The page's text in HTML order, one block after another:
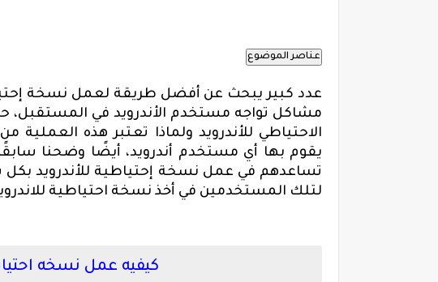
عناصر الموضوع
عدد كبير يبحث عن أفضل طريقة لعمل نسخة
مشاكل تواجه مستخدم الأندرويد في
الاحتياطي للأندرويد ولماذا تعتبر هذه
يقوم بها أي مستخدم أندرويد، أيضًا وضحنا
تساعدهم في عمل نسخة إحتياطية للأندرويد بكل
لتلك المستخدمين في أخذ نسخة احتياطية
كيفيه عمل نسخه